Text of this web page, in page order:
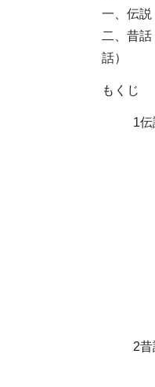
一、伝説
二、昔
話）
もくじ
1伝
2昔